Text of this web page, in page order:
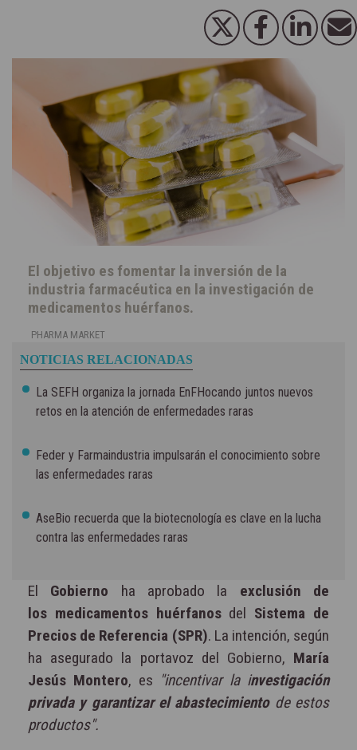
El objetivo es fomentar la inversión de la
industria farmacéutica en la investigación de
medicamentos huérfanos.
PHARMA MARKET
NOTICIAS RELACIONADAS
La SEFH organiza la jornada EnFHocando juntos nuevos
retos en la atención de enfermedades raras
Feder y Farmaindustria impulsarán el conocimiento sobre
las enfermedades raras
AseBio recuerda que la biotecnología es clave en la lucha
contra las enfermedades raras
El Gobierno ha aprobado la exclusión de
los medicamentos huérfanos del Sistema de
Precios de Referencia (SPR). La intención, según
ha asegurado la portavoz del Gobierno, María
Jesús Montero, es "incentivar la investigación
privada y garantizar el abastecimientode estos
productos".